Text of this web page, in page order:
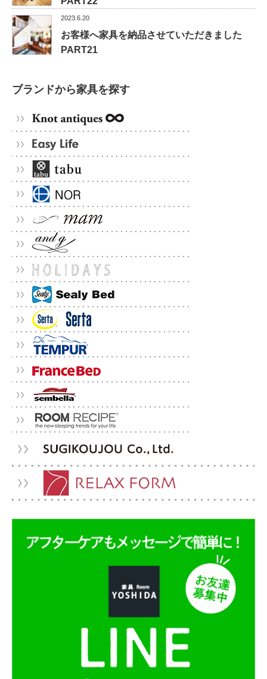
2023.6.20
お客様へ家具を納品させていただきました
PART21
ブランドから家具を探す